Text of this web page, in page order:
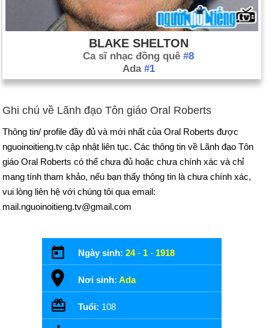
BLAKE SHELTON
Ca sĩ nhạc đồng quê #8
Ada #1
Ghi chú về Lãnh đạo Tôn giáo Oral Roberts
Thông tin/ profile đầy đủ và mới nhất của Oral Roberts được
nguoinoitieng.tv cập nhật liên tục. Các thông tin về Lãnh đạo Tôn
giáo Oral Roberts có thể chưa đủ hoặc chưa chính xác và chỉ
mang tính tham khảo, nếu bạn thấy thông tin là chưa chính xác,
vui lòng liên hệ với chúng tôi qua email:
mail.nguoinoitieng.tv@gmail.com
Ngày sinh: 24- 1 - 1918
Nơi sinh: Ada
Tuổi: 108